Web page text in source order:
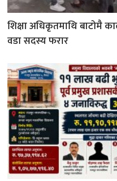
शिक्षा अधिकृतमाथि बाटोमै
वडा सदस्य फरार